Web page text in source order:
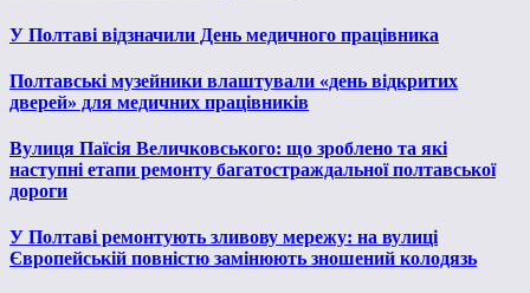
У Полтаві відзначили День медичного працівника
Полтавські музейники влаштували «день відкритих
дверей» для медичних працівників
Вулиця Паїсія Величковського: що зроблено та які
наступні етапи ремонту багатостраждальної полтавської
дороги
У Полтаві ремонтують зливову мережу: на вулиці
Європейській повністю замінюють зношений колодязь